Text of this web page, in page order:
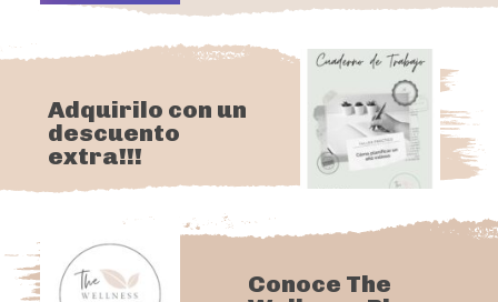
Conoce The
Adquirilo con un
descuento
extra!!!